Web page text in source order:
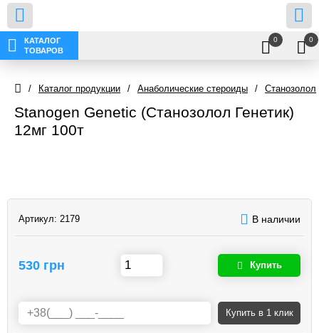
КАТАЛОГ
ТОВАРОВ
0 0
/ Каталог продукции / Анаболические стероиды / Станозолол
Stanogen Genetic (Станозолол Генетик)
12мг 100т
Артикул: 2179 В наличии
530 грн Купить
Купить в 1 клик